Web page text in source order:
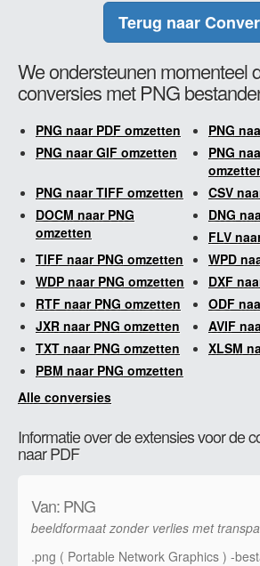
Terug naar
We ondersteunen momenteel
conversies met PNG
PNG naar PDF omzetten
PNG
PNG naar GIF omzetten
PNG
PNG naar TIFF omzetten
CSV
DOCM naar PNG
omzetten
DNG
FLV
TIFF naar PNG omzetten
WPD
WDP naar PNG omzetten
DXF
RTF naar PNG omzetten
ODF
JXR naar PNG omzetten
AVIF
TXT naar PNG omzetten
XLSM
PBM naar PNG omzetten
Alle conversies
Informatie over de extensies voor de
naar PDF
Van: PNG
beeldformaat zonder verlies met
.png ( Portable Network Graphics ) -